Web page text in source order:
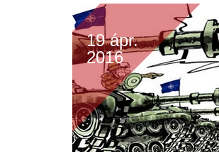
19 ápr.
2016